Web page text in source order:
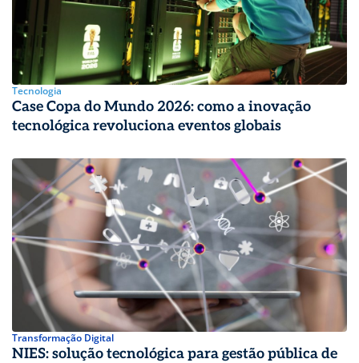
Tecnologia
Case Copa do Mundo 2026: como a inovação
tecnológica revoluciona eventos globais
Transformação Digital
NIES: solução tecnológica para gestão pública de